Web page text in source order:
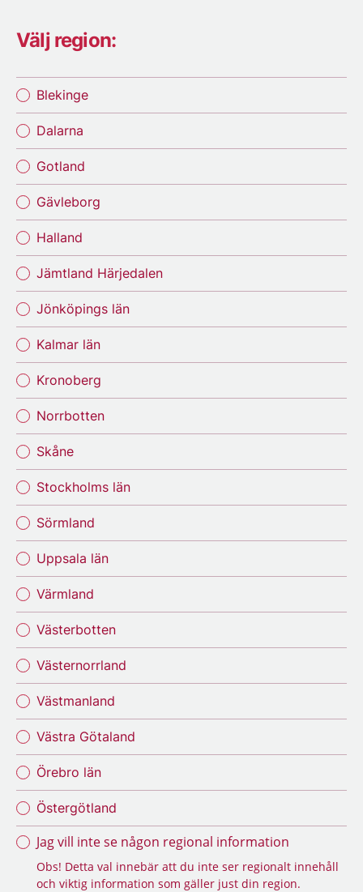
Välj region:
Blekinge
Dalarna
Gotland
Gävleborg
Halland
Jämtland Härjedalen
Jönköpings län
Kalmar län
Kronoberg
Norrbotten
Skåne
Stockholms län
Sörmland
Uppsala län
Värmland
Västerbotten
Västernorrland
Västmanland
Västra Götaland
Örebro län
Östergötland
Jag vill inte se någon regional information
Obs! Detta val innebär att du inte ser regionalt innehåll
och viktig information som gäller just din region.